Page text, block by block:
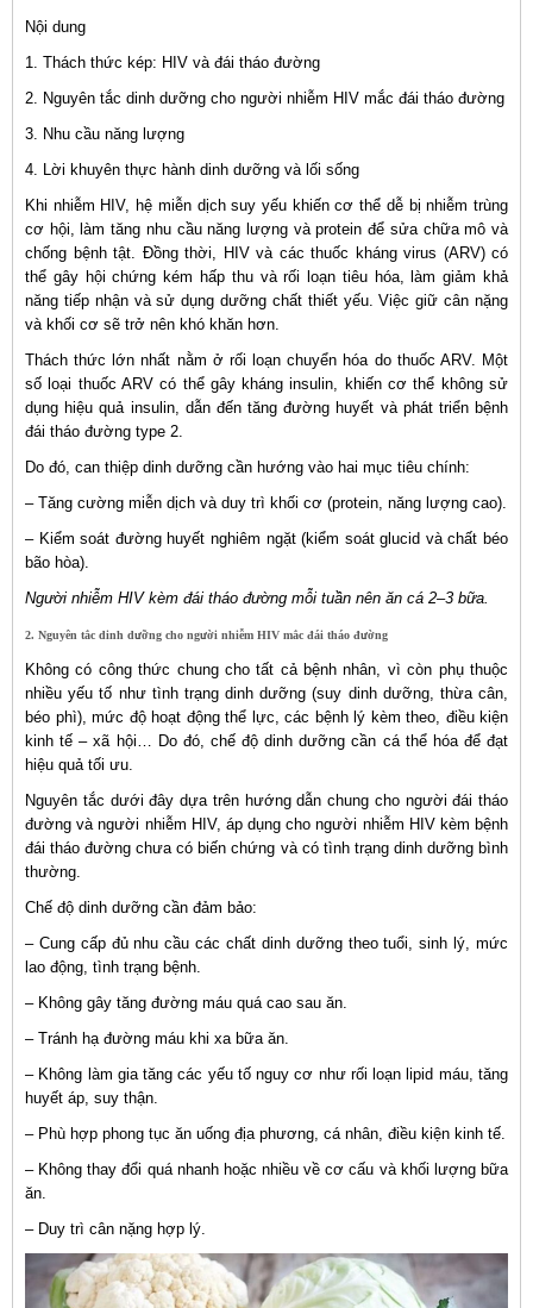
Nội dung
1. Thách thức kép: HIV và đái tháo đường
2. Nguyên tắc dinh dưỡng cho người nhiễm HIV mắc đái tháo đường
3. Nhu cầu năng lượng
4. Lời khuyên thực hành dinh dưỡng và lối sống
Khi nhiễm HIV, hệ miễn dịch suy yếu khiến cơ thể dễ bị nhiễm trùng
cơ hội, làm tăng nhu cầu năng lượng và protein để sửa chữa mô và
chống bệnh tật. Đồng thời, HIV và các thuốc kháng virus (ARV) có
thể gây hội chứng kém hấp thu và rối loạn tiêu hóa, làm giảm khả
năng tiếp nhận và sử dụng dưỡng chất thiết yếu. Việc giữ cân nặng
và khối cơ sẽ trở nên khó khăn hơn.
Thách thức lớn nhất nằm ở rối loạn chuyển hóa do thuốc ARV. Một
số loại thuốc ARV có thể gây kháng insulin, khiến cơ thể không sử
dụng hiệu quả insulin, dẫn đến tăng đường huyết và phát triển bệnh
đái tháo đường type 2.
Do đó, can thiệp dinh dưỡng cần hướng vào hai mục tiêu chính:
– Tăng cường miễn dịch và duy trì khối cơ (protein, năng lượng cao).
– Kiểm soát đường huyết nghiêm ngặt (kiểm soát glucid và chất béo
bão hòa).
Người nhiễm HIV kèm đái tháo đường mỗi tuần nên ăn cá 2–3 bữa.
2. Nguyên tắc dinh dưỡng cho người nhiễm HIV mắc đái tháo đường
Không có công thức chung cho tất cả bệnh nhân, vì còn phụ thuộc
nhiều yếu tố như tình trạng dinh dưỡng (suy dinh dưỡng, thừa cân,
béo phì), mức độ hoạt động thể lực, các bệnh lý kèm theo, điều kiện
kinh tế – xã hội… Do đó, chế độ dinh dưỡng cần cá thể hóa để đạt
hiệu quả tối ưu.
Nguyên tắc dưới đây dựa trên hướng dẫn chung cho người đái tháo
đường và người nhiễm HIV, áp dụng cho người nhiễm HIV kèm bệnh
đái tháo đường chưa có biến chứng và có tình trạng dinh dưỡng bình
thường.
Chế độ dinh dưỡng cần đảm bảo:
– Cung cấp đủ nhu cầu các chất dinh dưỡng theo tuổi, sinh lý, mức
lao động, tình trạng bệnh.
– Không gây tăng đường máu quá cao sau ăn.
– Tránh hạ đường máu khi xa bữa ăn.
– Không làm gia tăng các yếu tố nguy cơ như rối loạn lipid máu, tăng
huyết áp, suy thận.
– Phù hợp phong tục ăn uống địa phương, cá nhân, điều kiện kinh tế.
– Không thay đổi quá nhanh hoặc nhiều về cơ cấu và khối lượng bữa
ăn.
– Duy trì cân nặng hợp lý.